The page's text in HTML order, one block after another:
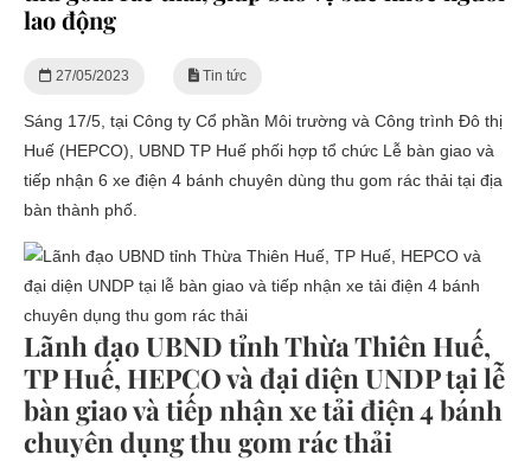
lao động
27/05/2023 Tin tức
Sáng 17/5, tại Công ty Cổ phần Môi trường và Công trình Đô thị
Huế (HEPCO), UBND TP Huế phối hợp tổ chức Lễ bàn giao và
tiếp nhận 6 xe điện 4 bánh chuyên dùng thu gom rác thải tại địa
bàn thành phố.
Lãnh đạo UBND tỉnh Thừa Thiên Huế,
TP Huế, HEPCO và đại diện UNDP tại lễ
bàn giao và tiếp nhận xe tải điện 4 bánh
chuyên dụng thu gom rác thải